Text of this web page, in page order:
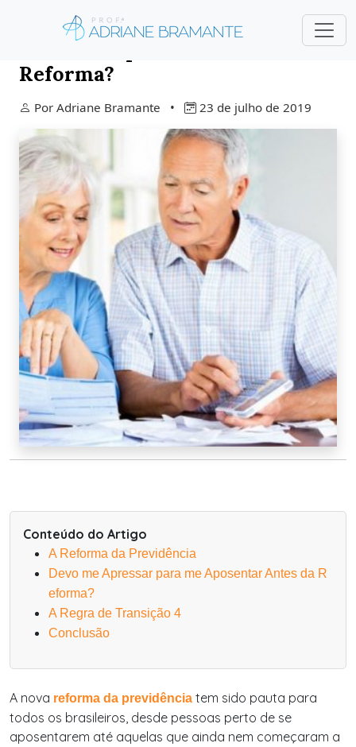
Devo me Aposentar Antes da
Reforma?
Por Adriane Bramante • 23 de julho de 2019
Conteúdo do Artigo
A Reforma da Previdência
Devo me Apressar para me Aposentar Antes da R
eforma?
A Regra de Transição 4
Conclusão
A nova reforma da previdência tem sido pauta para
todos os brasileiros, desde pessoas perto de se
aposentarem até aquelas que ainda nem começaram a